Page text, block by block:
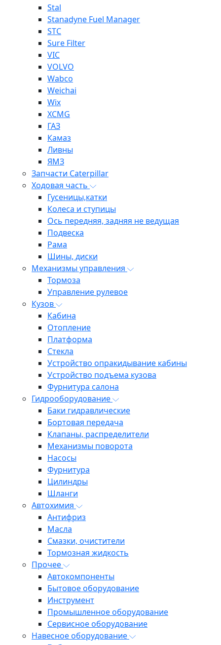
Stal
Stanadyne Fuel Manager
STC
Sure Filter
VIC
VOLVO
Wabco
Weichai
Wix
XCMG
ГАЗ
Камаз
Ливны
ЯМЗ
Запчасти Caterpillar
Ходовая часть
Гусеницы,катки
Колеса и ступицы
Ось передняя, задняя не ведущая
Подвеска
Рама
Шины, диски
Механизмы управления
Тормоза
Управление рулевое
Кузов
Кабина
Отопление
Платформа
Стекла
Устройство опракидывание кабины
Устройство подъема кузова
Фурнитура салона
Гидрооборудование
Баки гидравлические
Бортовая передача
Клапаны, распределители
Механизмы поворота
Насосы
Фурнитура
Цилиндры
Шланги
Автохимия
Антифриз
Масла
Смазки, очистители
Тормозная жидкость
Прочее
Автокомпоненты
Бытовое оборудование
Инструмент
Промышленное оборудование
Сервисное оборудование
Навесное оборудование